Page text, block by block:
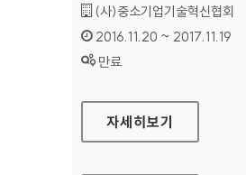
기관명 :
(사)중소기업기술혁신협회
인증기간 :
2016.11.20 ~ 2017.11.19
상태 :
만료
이노비즈 홈페이지
자세히보기